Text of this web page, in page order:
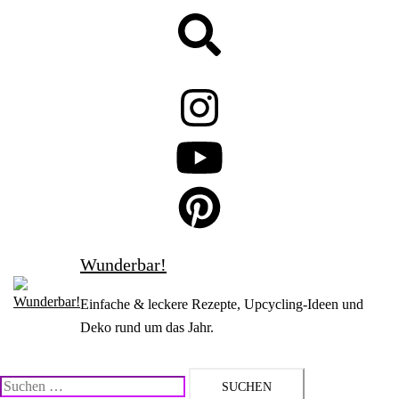
Wunderbar!
Einfache & leckere Rezepte, Upcycling-Ideen und
Deko rund um das Jahr.
Suchen